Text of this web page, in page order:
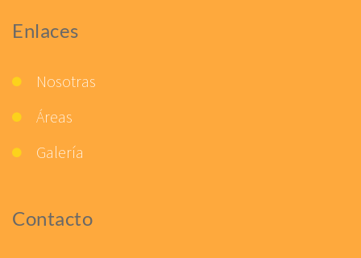
Enlaces
Nosotras
Áreas
Galería
Contacto